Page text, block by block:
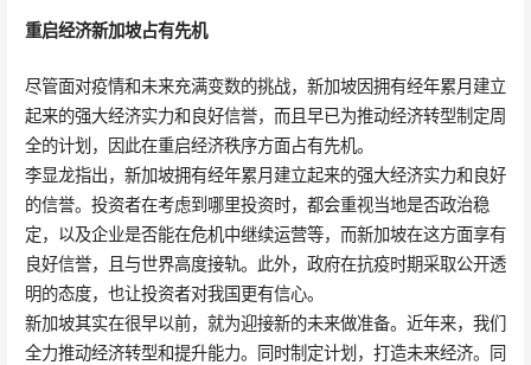
重启经济新加坡占有先机
尽管面对疫情和未来充满变数的挑战，新加坡因拥有经年累月建立
起来的强大经济实力和良好信誉，而且早已为推动经济转型制定周
全的计划，因此在重启经济秩序方面占有先机。
李显龙指出，新加坡拥有经年累月建立起来的强大经济实力和良好
的信誉。投资者在考虑到哪里投资时，都会重视当地是否政治稳
定，以及企业是否能在危机中继续运营等，而新加坡在这方面享有
良好信誉，且与世界高度接轨。此外，政府在抗疫时期采取公开透
明的态度，也让投资者对我国更有信心。
新加坡其实在很早以前，就为迎接新的未来做准备。近年来，我们
全力推动经济转型和提升能力。同时制定计划，打造未来经济。同